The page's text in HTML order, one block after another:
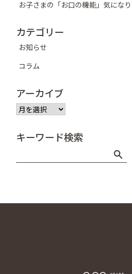
お子さまの「お口の機能」気にな
カテゴリー
お知らせ
コラム
アーカイブ
ア
ー
イ
キーワード検索